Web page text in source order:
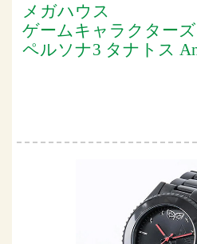
メガハウス
ゲームキャラクター
ペルソナ3 タナトス